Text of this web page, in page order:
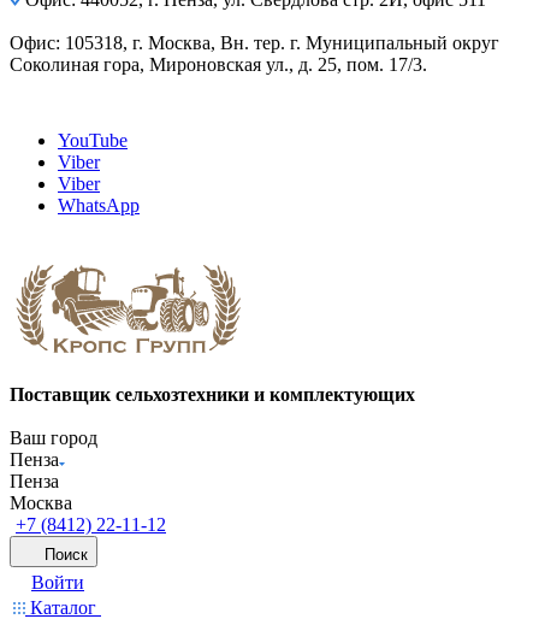
Офис: 105318, г. Москва, Вн. тер. г. Муниципальный округ
Соколиная гора, Мироновская ул., д. 25, пом. 17/3.
YouTube
Viber
Viber
WhatsApp
Поставщик сельхозтехники и комплектующих
Ваш город
Пенза
Пенза
Москва
+7 (8412) 22-11-12
Поиск
Войти
Каталог